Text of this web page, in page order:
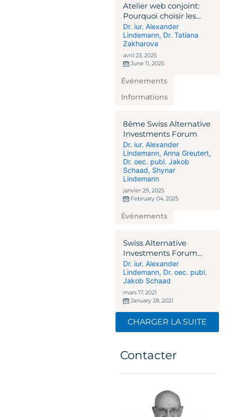
Atelier web conjoint:
Pourquoi choisir les
solutions
d'investissement
alternatives Suisse-
Malte?
Dr. iur. Alexander
Lindemann, Dr. Tatiana
Zakharova
avril 23, 2025
June 11, 2025
Événements
Informations
8ème Swiss Alternative
Investments Forum
Dr. iur. Alexander
Lindemann, Anna Greutert,
Dr. oec. publ. Jakob
Schaad, Shynar
Lindemann
janvier 29, 2025
February 04, 2025
Événements
Swiss Alternative
Investments Forum
2021
Dr. iur. Alexander
Lindemann, Dr. oec. publ.
Jakob Schaad
mars 17, 2021
January 28, 2021
CHARGER LA SUITE
Contacter